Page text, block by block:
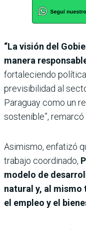
“La visión del
manera
fortaleciendo
previsibilidad al
Paraguay como un
sostenible”,
Asimismo, enfatizó
trabajo coordinado,
modelo de
natural y, al
el empleo y el